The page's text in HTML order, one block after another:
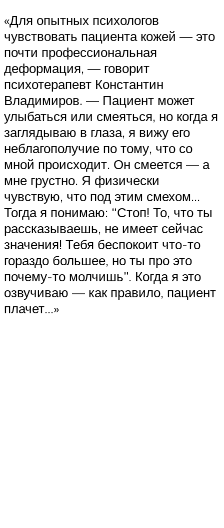
«Для опытных психологов
чувствовать пациента кожей — это
почти профессиональная
деформация, — говорит
психотерапевт Константин
Владимиров. — Пациент может
улыбаться или смеяться, но когда я
заглядываю в глаза, я вижу его
неблагополучие по тому, что со
мной происходит. Он смеется — а
мне грустно. Я физически
чувствую, что под этим смехом…
Тогда я понимаю: “Стоп! То, что ты
рассказываешь, не имеет сейчас
значения! Тебя беспокоит что-то
гораздо большее, но ты про это
почему-то молчишь”. Когда я это
озвучиваю — как правило, пациент
плачет…»